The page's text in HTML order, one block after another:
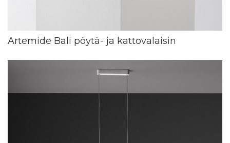
Artemide Bali pöytä- ja kattovalaisin